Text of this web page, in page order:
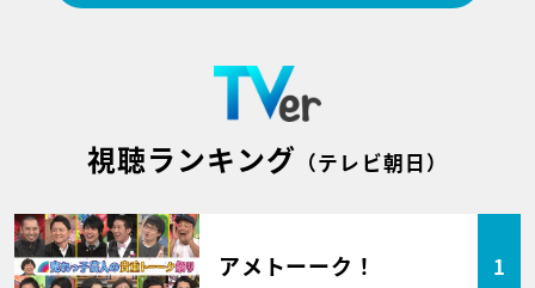
視聴ランキング （テレビ朝日）
アメトーーク！ 1